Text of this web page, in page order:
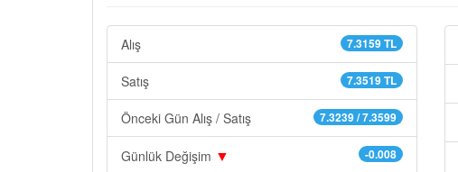
7.3159 TL
Alış
7.3519 TL
Satış
7.3239 / 7.3599
Önceki Gün Alış / Satış
-0.008
Günlük Değişim ▼